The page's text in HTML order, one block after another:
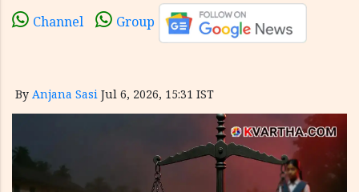
Channel Group
By Anjana Sasi Jul 6, 2026, 15:31 IST